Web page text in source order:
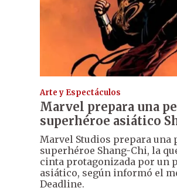
Arte y Espectáculos
Marvel prepara una
superhéroe asiático
Marvel Studios prepara una
superhéroe Shang-Chi, la
cinta protagonizada por un
asiático, según informó el
Deadline.